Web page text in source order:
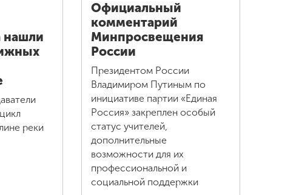
нашли
реки
Официальный
комментарий
Минпросвещения
России
Президентом России
Владимиром Путиным по
инициативе партии «Единая
Россия» закреплен особый
статус учителей,
дополнительные
возможности для их
профессиональной и
социальной поддержки